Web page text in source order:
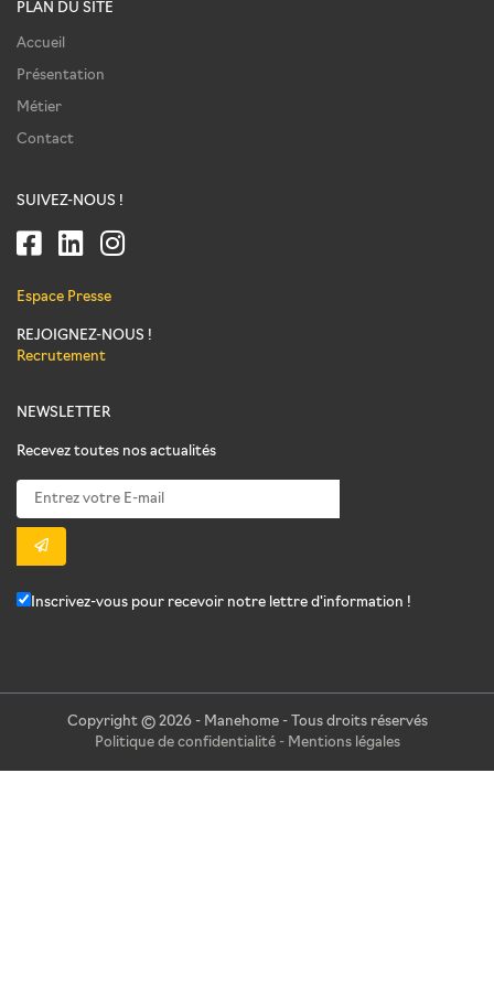
PLAN DU SITE
Accueil
Présentation
Métier
Contact
SUIVEZ-NOUS !
Espace Presse
REJOIGNEZ-NOUS !
Recrutement
NEWSLETTER
Recevez toutes nos actualités
Inscrivez-vous pour recevoir notre lettre d'information !
Copyright © 2026 - Manehome - Tous droits réservés
Politique de confidentialité- Mentions légales